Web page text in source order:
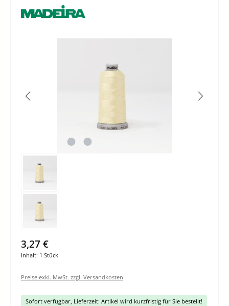
3,27 €
Inhalt: 1 Stück
Preise exkl. MwSt. zzgl. Versandkosten
Sofort verfügbar, Lieferzeit: Artikel wird kurzfristig für Sie bestellt!